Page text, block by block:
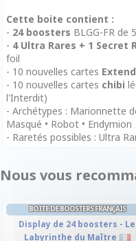
Cette boite contient :
- 24 boosters BLGG-FR de
- 4 Ultra Rares + 1 Secret
foil
- 10 nouvelles cartes
- 10 nouvelles cartes chibi
l'Interdit)
- Archétypes : Marionnette
Masqué • Robot • Endymion
- Raretés possibles : Ultra
Nous vous
BOITE DE BOOSTERS FRANÇAIS
Display de 24 boosters - Le
Labyrinthe du Maître